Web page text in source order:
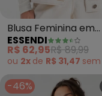
Blusa Feminina em
Ribana (Bege)
ESSENDI
R$ 62,95R$ 89,99
ou 2x de R$ 31,47 sem
-46%